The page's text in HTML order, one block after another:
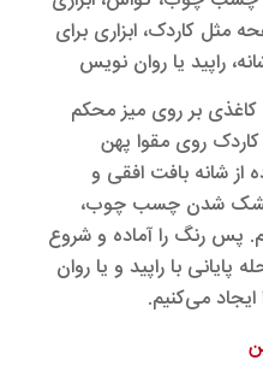
کاردک، ابزاری برای
راپید یا روان نویس
کاغذی بر روی میز محکم
روی مقوا پهن
از شانه بافت افقی و
خشک شدن چسب چوب،
پس رنگ را آماده و شروع
با راپید و یا روان
می‌کنیم.